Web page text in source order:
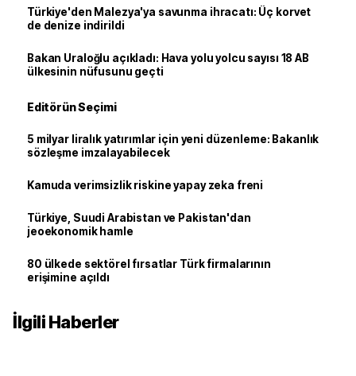
Türkiye'den Malezya'ya savunma ihracatı: Üç korvet
de denize indirildi
Bakan Uraloğlu açıkladı: Hava yolu yolcu sayısı 18 AB
ülkesinin nüfusunu geçti
Editörün Seçimi
5 milyar liralık yatırımlar için yeni düzenleme: Bakanlık
sözleşme imzalayabilecek
Kamuda verimsizlik riskine yapay zeka freni
Türkiye, Suudi Arabistan ve Pakistan'dan
jeoekonomik hamle
80 ülkede sektörel fırsatlar Türk firmalarının
erişimine açıldı
İlgili Haberler